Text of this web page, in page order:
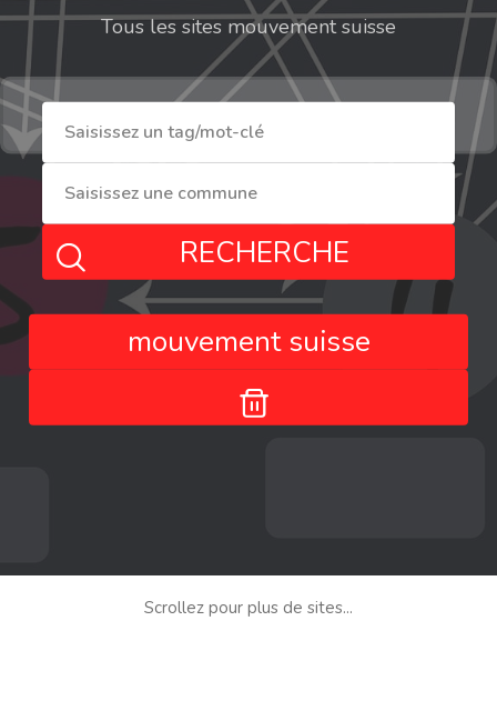
Tous les sites mouvement suisse
RECHERCHE
mouvement suisse
Scrollez pour plus de sites...